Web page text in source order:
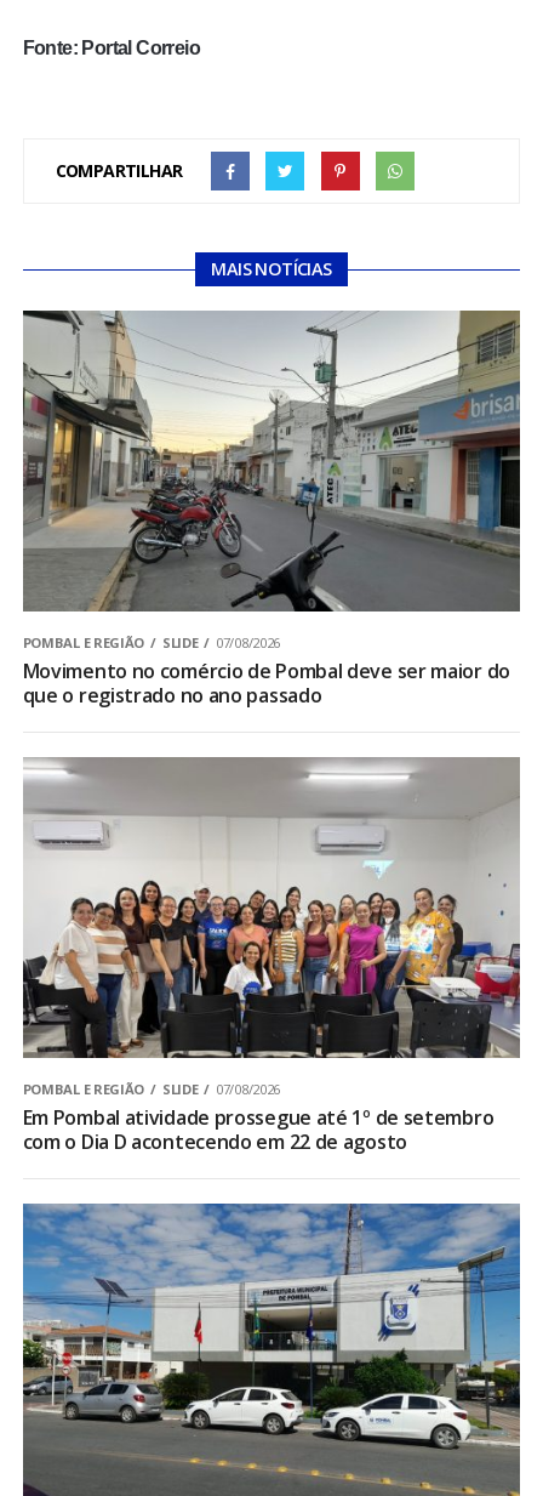
Fonte: Portal Correio
COMPARTILHAR
MAIS NOTÍCIAS
POMBAL E REGIÃO SLIDE 07/08/2026
Movimento no comércio de Pombal deve ser maior do
que o registrado no ano passado
POMBAL E REGIÃO SLIDE 07/08/2026
Em Pombal atividade prossegue até 1º de setembro
com o Dia D acontecendo em 22 de agosto